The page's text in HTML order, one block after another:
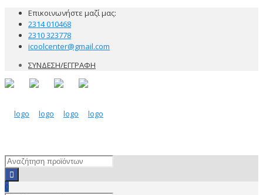
Επικοινωνήστε μαζί μας:
2314 010468
2310 323778
icoolcenter@gmail.com
ΣΥΝΔΕΣΗ/ΕΓΓΡΑΦΗ
0